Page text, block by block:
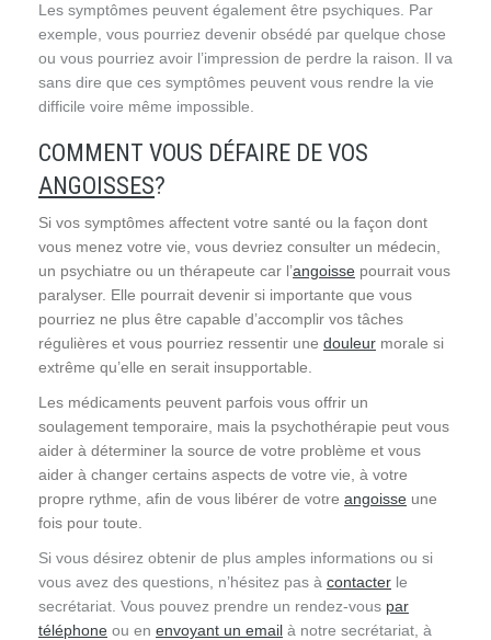
Les symptômes peuvent également être psychiques. Par
exemple, vous pourriez devenir obsédé par quelque chose
ou vous pourriez avoir l’impression de perdre la raison. Il va
sans dire que ces symptômes peuvent vous rendre la vie
difficile voire même impossible.
COMMENT VOUS DÉFAIRE DE VOS
ANGOISSES?
Si vos symptômes affectent votre santé ou la façon dont
vous menez votre vie, vous devriez consulter un médecin,
un psychiatre ou un thérapeute car l’angoisse pourrait vous
paralyser. Elle pourrait devenir si importante que vous
pourriez ne plus être capable d’accomplir vos tâches
régulières et vous pourriez ressentir une douleur morale si
extrême qu’elle en serait insupportable.
Les médicaments peuvent parfois vous offrir un
soulagement temporaire, mais la psychothérapie peut vous
aider à déterminer la source de votre problème et vous
aider à changer certains aspects de votre vie, à votre
propre rythme, afin de vous libérer de votre angoisse une
fois pour toute.
Si vous désirez obtenir de plus amples informations ou si
vous avez des questions, n’hésitez pas à contacter le
secrétariat. Vous pouvez prendre un rendez-vous par
téléphone ou en envoyant un email à notre secrétariat, à